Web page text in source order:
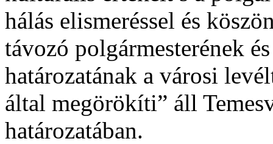
hálás elismeréssel és
távozó polgármesterének
határozatának a városi
által megörökíti” áll
határozatában.